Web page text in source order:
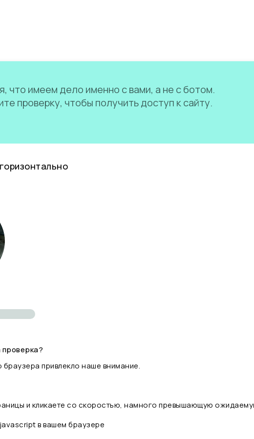
что имеем дело именно с вами, а не с ботом.
проверку, чтобы получить доступ к сайту.
привлекло наше внимание.
и кликаете со скоростью, намного превышающую
в вашем браузере